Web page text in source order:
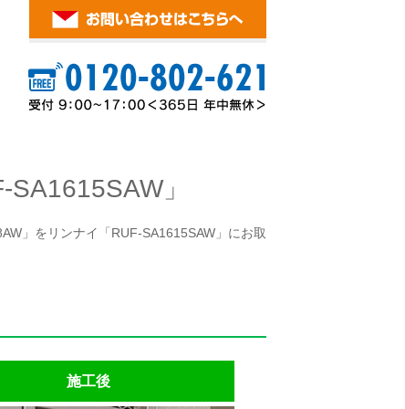
」
」をリンナイ「RUF-SA1615SAW」にお取
施工後